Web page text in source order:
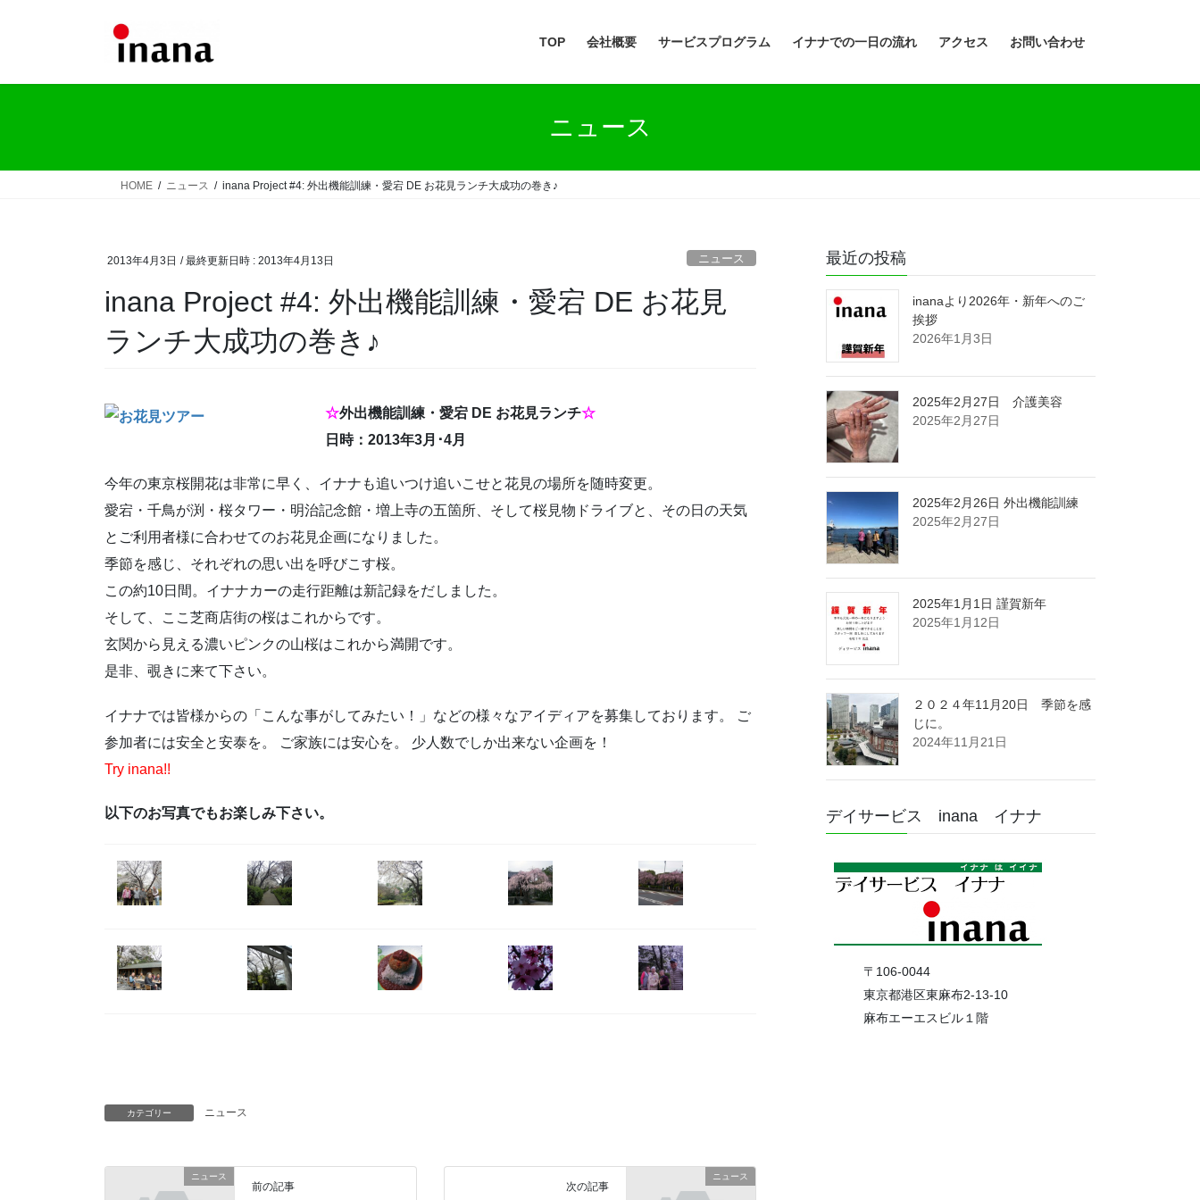
TOP 会社概要 サービスプログラム イナナでの一日の流れ アクセス お問い合わせ
ニュース
HOME ニュース inana Project #4: 外出機能訓練・愛宕 DE お花見ランチ大成功の巻き♪
2013年4月3日 / 最終更新日時 : 2013年4月13日 ニュース
inana Project #4: 外出機能訓練・愛宕 DE お花見
ランチ大成功の巻き♪
☆外出機能訓練・愛宕 DE お花見ランチ☆
日時：2013年3月･4月
今年の東京桜開花は非常に早く、イナナも追いつけ追いこせと花見の場所を随時変更。
愛宕・千鳥が渕・桜タワー・明治記念館・増上寺の五箇所、そして桜見物ドライブと、その日の天気
とご利用者様に合わせてのお花見企画になりました。
季節を感じ、それぞれの思い出を呼びこす桜。
この約10日間。イナナカーの走行距離は新記録をだしました。
そして、ここ芝商店街の桜はこれからです。
玄関から見える濃いピンクの山桜はこれから満開です。
是非、覗きに来て下さい。
イナナでは皆様からの「こんな事がしてみたい！」などの様々なアイディアを募集しております。 ご
参加者には安全と安泰を。 ご家族には安心を。 少人数でしか出来ない企画を！
Try inana!!
以下のお写真でもお楽しみ下さい。
カテゴリー ニュース
ニュース
前の記事
ニュース
次の記事
最近の投稿
inanaより2026年・新年へのご
挨拶
2026年1月3日
2025年2月27日 介護美容
2025年2月27日
2025年2月26日 外出機能訓練
2025年2月27日
2025年1月1日 謹賀新年
2025年1月12日
２０２４年11月20日 季節を感
じに。
2024年11月21日
デイサービス inana イナナ
〒106-0044
東京都港区東麻布2-13-10
麻布エーエスビル１階